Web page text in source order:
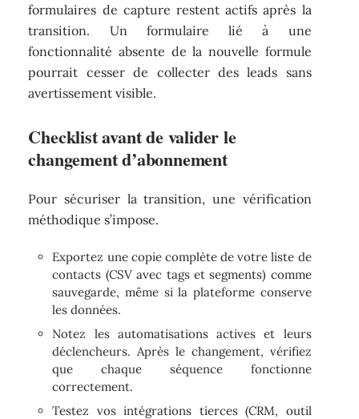
formulaires de capture restent actifs après la
transition. Un formulaire lié à une
fonctionnalité absente de la nouvelle formule
pourrait cesser de collecter des leads sans
avertissement visible.
Checklist avant de valider le
changement d’abonnement
Pour sécuriser la transition, une vérification
méthodique s’impose.
Exportez une copie complète de votre liste de
contacts (CSV avec tags et segments) comme
sauvegarde, même si la plateforme conserve
les données.
Notez les automatisations actives et leurs
déclencheurs. Après le changement, vérifiez
que chaque séquence fonctionne
correctement.
Testez vos intégrations tierces (CRM, outil